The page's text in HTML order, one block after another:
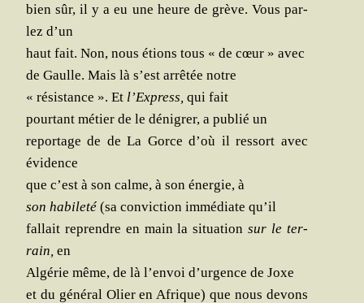
bien sûr, il y a eu une heure de grève. Vous par­
lez d’un
haut fait. Non, nous étions tous « de cœur » avec
de Gaulle. Mais là s’est arrê­tée notre
« résis­tance ». Et l’Express, qui fait
pour­tant métier de le déni­grer, a publié un
repor­tage de de La Gorce d’où il res­sort avec
évidence
que c’est à son calme, à son éner­gie, à
son habi­le­té (sa convic­tion immé­diate qu’il
fal­lait reprendre en main la situa­tionsur le ter­
rain, en
Algé­rie même, de là l’envoi d’urgence de Joxe
et du géné­ral Olier en Afrique) que nous devons